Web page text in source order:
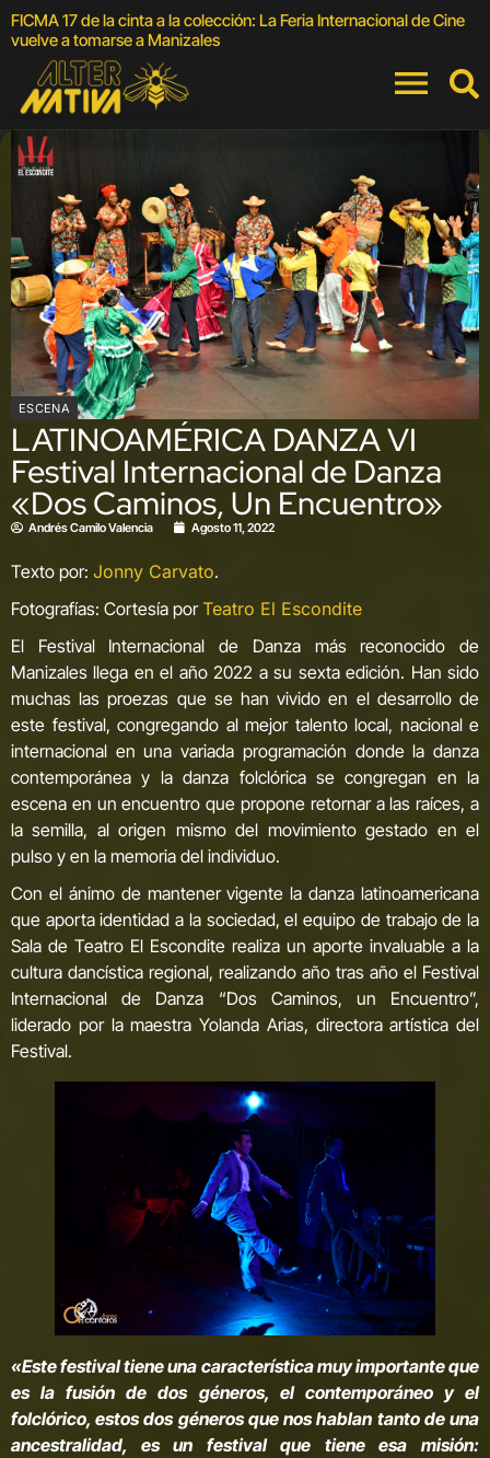
FICMA 17 de la cinta a la colección: La Feria Internacional de Cine
vuelve a tomarse a Manizales
ESCENA
LATINOAMÉRICA DANZA VI
Festival Internacional de Danza
«Dos Caminos, Un Encuentro»
Andrés Camilo Valencia Agosto 11, 2022
Texto por: Jonny Carvato.
Fotografías: Cortesía porTeatro El Escondite
El Festival Internacional de Danza más reconocido de
Manizales llega en el año 2022 a su sexta edición. Han sido
muchas las proezas que se han vivido en el desarrollo de
este festival, congregando al mejor talento local, nacional e
internacional en una variada programación donde la danza
contemporánea y la danza folclórica se congregan en la
escena en un encuentro que propone retornar a las raíces, a
la semilla, al origen mismo del movimiento gestado en el
pulso y en la memoria del individuo.
Con el ánimo de mantener vigente la danza latinoamericana
que aporta identidad a la sociedad, el equipo de trabajo de la
Sala de Teatro El Escondite realiza un aporte invaluable a la
cultura dancística regional, realizando año tras año el Festival
Internacional de Danza “Dos Caminos, un Encuentro”,
liderado por la maestra Yolanda Arias, directora artística del
Festival.
«Este festival tiene una característica muy importante que
es la fusión de dos géneros, el contemporáneo y el
folclórico, estos dos géneros que nos hablan tanto de una
ancestralidad, es un festival que tiene esa misión: